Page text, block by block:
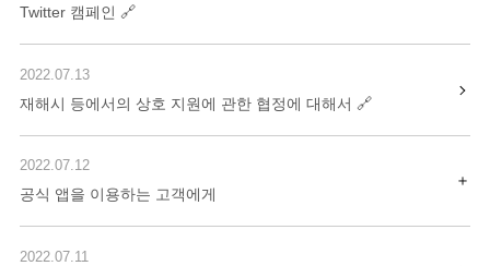
Twitter 캠페인
2022.07.13
재해시 등에서의 상호 지원에 관한 협정에 대해서
2022.07.12
공식 앱을 이용하는 고객에게
2022.07.11